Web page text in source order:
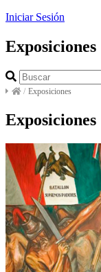
Iniciar Sesión
Exposiciones
/ Exposiciones
Exposiciones